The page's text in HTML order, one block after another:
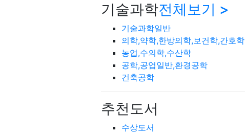
기술과학전체보기 >
기술과학일반
의학,약학,한방의학,보건학,간호학
농업,수의학,수산학
공학,공업일반,환경공학
건축공학
추천도서
수상도서